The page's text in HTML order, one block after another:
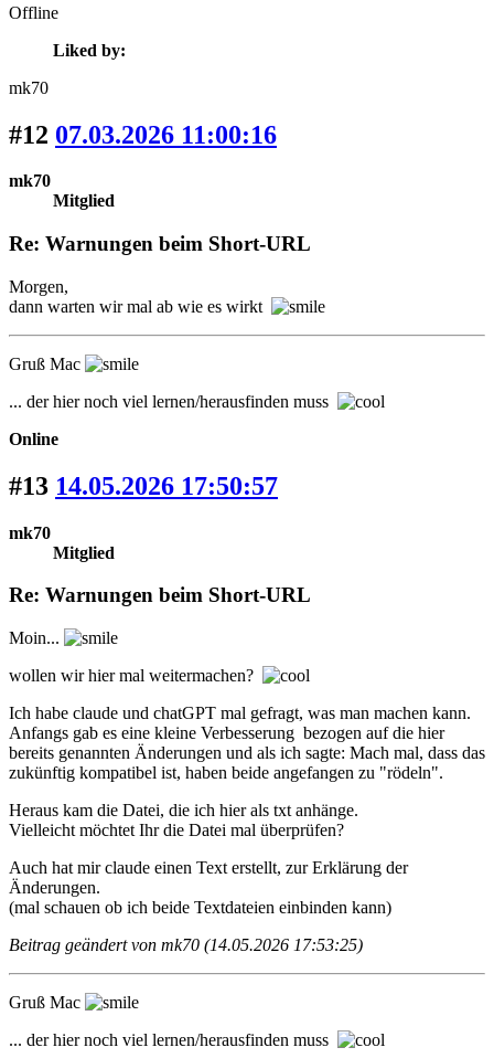
Offline
Liked by:
mk70
#12 07.03.2026 11:00:16
mk70
Mitglied
Re: Warnungen beim Short-URL
Morgen,
dann warten wir mal ab wie es wirkt
Gruß Mac
... der hier noch viel lernen/herausfinden muss
Online
#13 14.05.2026 17:50:57
mk70
Mitglied
Re: Warnungen beim Short-URL
Moin...
wollen wir hier mal weitermachen?
Ich habe claude und chatGPT mal gefragt, was man machen kann.
Anfangs gab es eine kleine Verbesserung bezogen auf die hier
bereits genannten Änderungen und als ich sagte: Mach mal, dass das
zukünftig kompatibel ist, haben beide angefangen zu "rödeln".
Heraus kam die Datei, die ich hier als txt anhänge.
Vielleicht möchtet Ihr die Datei mal überprüfen?
Auch hat mir claude einen Text erstellt, zur Erklärung der
Änderungen.
(mal schauen ob ich beide Textdateien einbinden kann)
Beitrag geändert von mk70 (14.05.2026 17:53:25)
Gruß Mac
... der hier noch viel lernen/herausfinden muss